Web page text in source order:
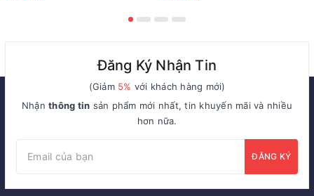
Đăng Ký Nhận Tin
(Giảm 5% với khách hàng mới)
Nhậnthông tin sản phẩm mới nhất, tin khuyến mãi và nhiều
hơn nữa.
ĐĂNG KÝ